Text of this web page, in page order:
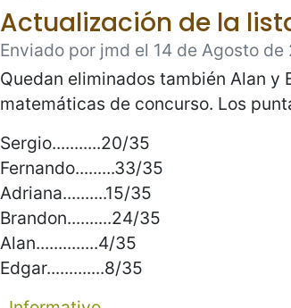
Actualización de la
Enviado por jmd el 14 de Agosto
Quedan eliminados también Alan y
matemáticas de concurso. Los
Sergio...........20/35
Fernando.........33/35
Adriana..........15/35
Brandon..........24/35
Alan..............4/35
Edgar.............8/35